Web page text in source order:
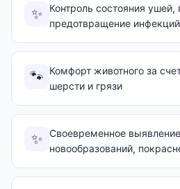
✨
Контроль состояния ушей,
предотвращение инфекций
🐾 Комфорт животного за
шерсти и грязи
✨ Своевременное
новообразований,